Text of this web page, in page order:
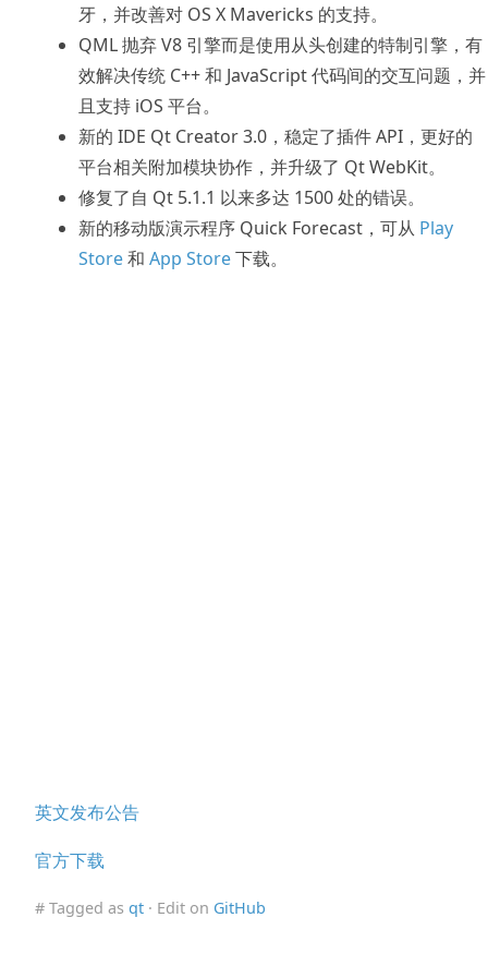
牙，并改善对 OS X Mavericks 的支持。
QML 抛弃 V8 引擎而是使用从头创建的特制引擎，有
效解决传统 C++ 和 JavaScript 代码间的交互问题，并
且支持 iOS 平台。
新的 IDE Qt Creator 3.0，稳定了插件 API，更好的
平台相关附加模块协作，并升级了 Qt WebKit。
修复了自 Qt 5.1.1 以来多达 1500 处的错误。
新的移动版演示程序 Quick Forecast，可从 Play
Store和 App Store下载。
英文发布公告
官方下载
# Tagged as qt · Edit on GitHub